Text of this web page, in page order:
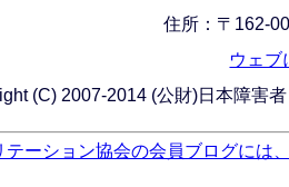
住所：〒162-
ウェブ
(C) 2007-2014 (公財)日本障害
テーション協会の会員ブログには